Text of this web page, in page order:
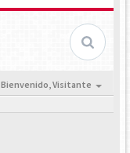
Bienvenido,Visitante